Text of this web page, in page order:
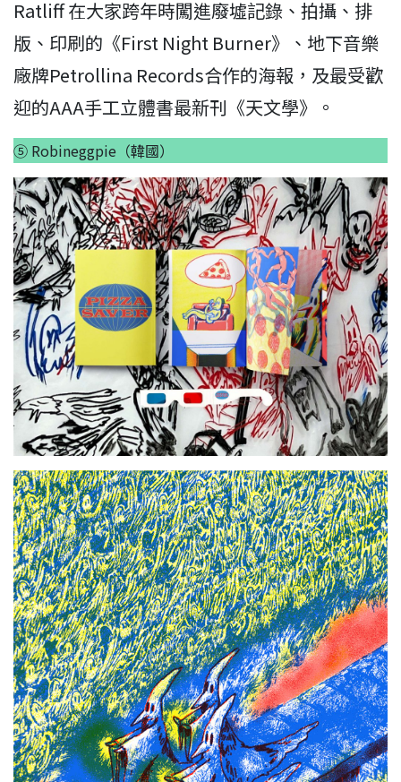
Ratliff 在大家跨年時闖進廢墟記錄、拍攝、排
版、印刷的《First Night Burner》、地下音樂
廠牌Petrollina Records合作的海報，及最受歡
迎的AAA手工立體書最新刊《天文學》。
⑤ Robineggpie（韓國）